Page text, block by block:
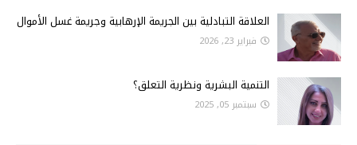
العلاقة التبادلية بين الجريمة الإرهابية وجريمة غسل الأموال
فبراير 23, 2026
التنمية البشرية ونظرية التعلق؟
سبتمبر 05, 2025